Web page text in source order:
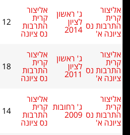
נס
ג' ראשון
לציון
2014
אליצור
קרית
התרבות
נס ציונה
12
15.5
נס
ג' ראשון
לציון
2011
אליצור
קרית
התרבות
נס ציונה
18
26.0
נס
ג' רחובות
2009
קרית
התרבות 14
32.0